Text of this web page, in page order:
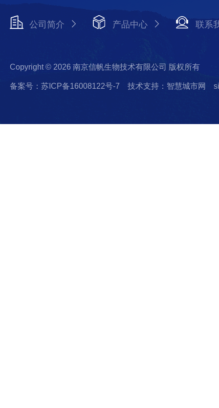
公司简介 产品中心 联系
Copyright © 2026 南京信帆生物技术有限公司 版权所有
备案号：苏ICP备16008122号-7 技术支持：智慧城市网